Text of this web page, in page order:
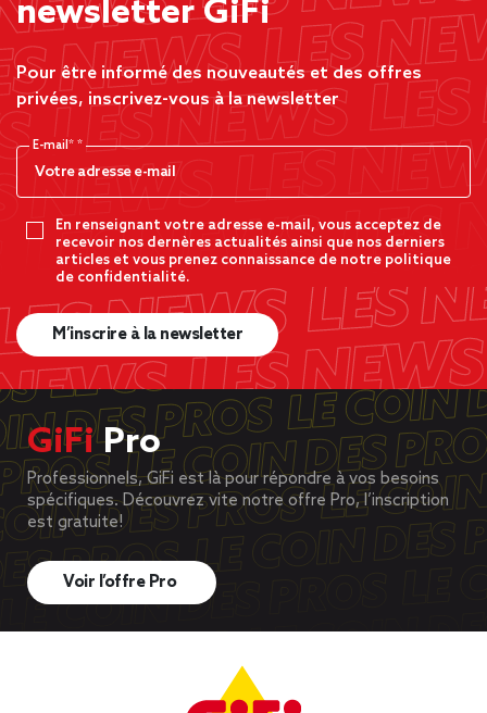
newsletter GiFi
Pour être informé des nouveautés et des offres
privées, inscrivez-vous à la newsletter
E-mail*
En renseignant votre adresse e-mail, vous acceptez de
recevoir nos dernères actualités ainsi que nos derniers
articles et vous prenez connaissance de notre politique
de confidentialité.
M’inscrire à la newsletter
GiFiPro
Professionnels, GiFi est là pour répondre à vos besoins
spécifiques. Découvrez vite notre offre Pro, l’inscription
est gratuite!
Voir l’offre Pro